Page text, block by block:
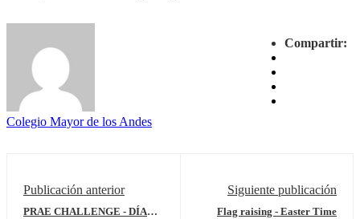
Compartir:
Colegio Mayor de los Andes
Publicación anterior
PRAE CHALLENGE - DÍA
Siguiente publicación
Flag raising - Easter Time